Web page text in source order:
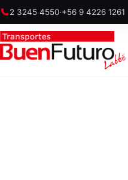
2 3245 4550·+56 9 4226 1261